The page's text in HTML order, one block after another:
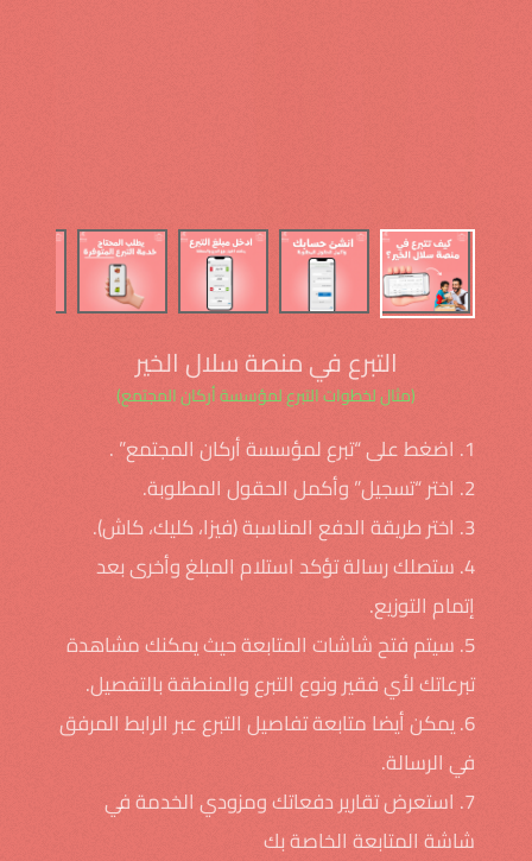
التبرع في منصة سلال الخير
(مثال لخطوات التبرع لمؤسسة أركان المجتمع)
1. اضغط على “تبرع لمؤسسة أركان المجتمع” .
2. اختر “تسجيل” وأكمل الحقول المطلوبة.
3. اختر طريقة الدفع المناسبة (فيزا، كليك، كاش).
4. ستصلك رسالة تؤكد استلام المبلغ وأخرى بعد
إتمام التوزيع.
5. سيتم فتح شاشات المتابعة حيث يمكنك مشاهدة
تبرعاتك لأي فقير ونوع التبرع والمنطقة بالتفصيل.
6. يمكن أيضا متابعة تفاصيل التبرع عبر الرابط المرفق
في الرسالة.
7. استعرض تقارير دفعاتك ومزودي الخدمة في
شاشة المتابعة الخاصة بك